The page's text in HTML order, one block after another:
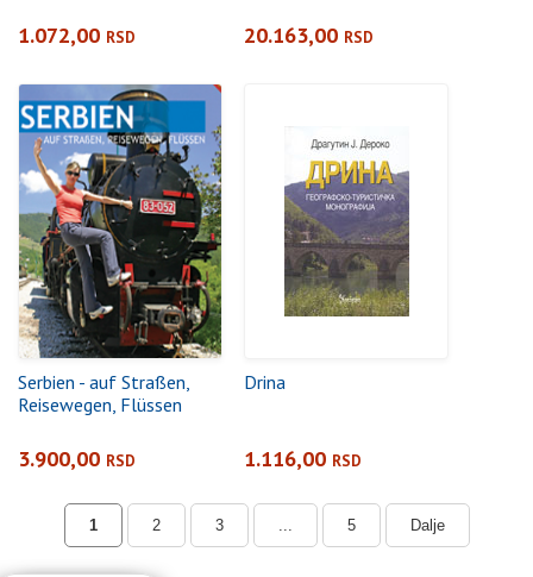
1.072,00 RSD 20.163,00 RSD
Serbien - auf Straßen,
Reisewegen, Flüssen
3.900,00 RSD
Drina
1.116,00 RSD
1 2 3 5 Dalje